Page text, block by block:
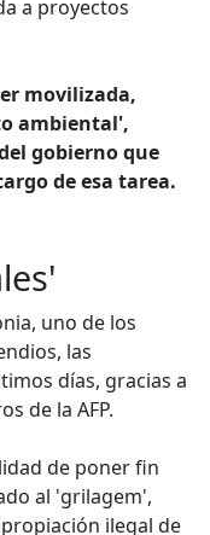
a proyectos
movilizada,
ambiental',
gobierno que
de esa tarea.
uno de los
las
días, gracias a
de la AFP.
de poner fin
al 'grilagem',
ilegal de